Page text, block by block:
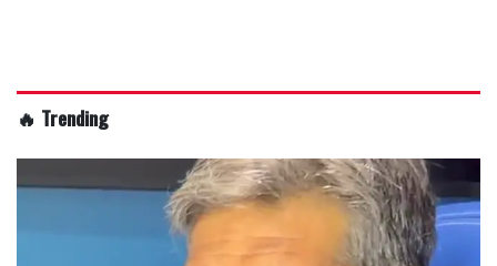
🔥 Trending